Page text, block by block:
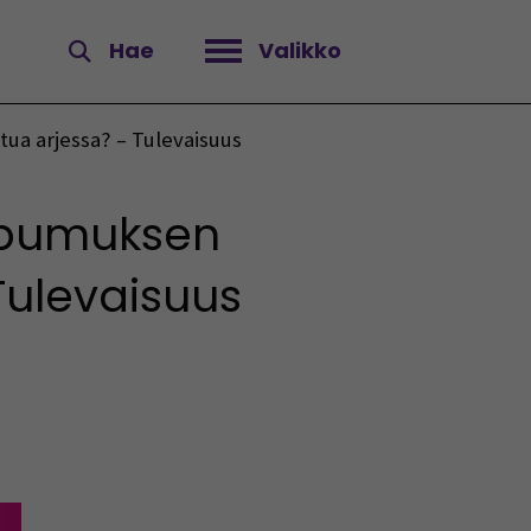
Hae Valikko
Avaa valikko
arjessa? – Tulevaisuus